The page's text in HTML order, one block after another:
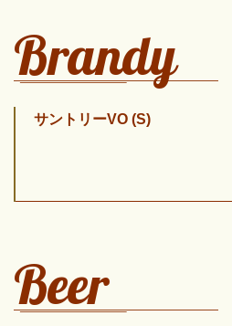
Brandy
サントリーVO (S)
Beer